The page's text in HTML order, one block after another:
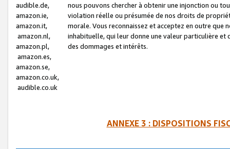
audible.de,
amazon.ie,
amazon.it,
amazon.nl,
amazon.pl,
amazon.es,
amazon.se,
amazon.co.uk,
audible.co.uk
nous pouvons chercher à obtenir une injonction ou
violation réelle ou présumée de nos droits de
morale. Vous reconnaissez et acceptez en outre que
inhabituelle, qui leur donne une valeur particulière
des dommages et intérêts.
ANNEXE 3 : DISPOSITIONS